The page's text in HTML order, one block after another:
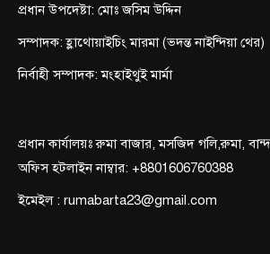
প্রধান উপদেষ্টা: মোঃ জসিম উদ্দিন
সম্পাদক: হ্লাথোয়াইচিং মারমা (ভদন্ত নাইন্দিয়া থের)
নির্বাহী সম্পাদক: মংহাইথুই মার্মা
প্রধান কার্যালয়ঃ রুমা বাজার, মসজিদ গলি,রুমা,
অফিস হটলাইন নাম্বার: +8801606760388
ইমেইল : rumabarta23@gmail.com